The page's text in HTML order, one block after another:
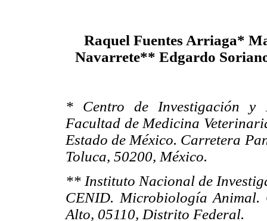
Raquel Fuentes Arriaga*
Navarrete** Edgardo
* Centro de Investigación y
Facultad de Medicina
Estado de México. Carretera
Toluca, 50200, México.
** Instituto Nacional de
CENID. Microbiología Animal.
Alto, 05110, Distrito Federal.